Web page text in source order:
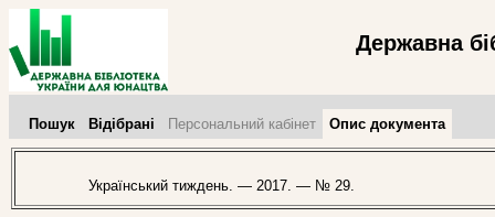
Державна
Пошук Відібрані Персональний кабінет Опис документа
Український тиждень. — 2017. — № 29.